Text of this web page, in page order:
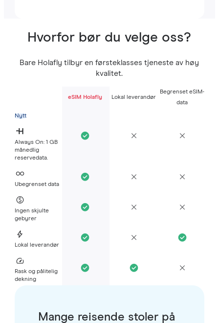
Hvorfor bør du velge oss?
Bare Holafly tilbyr en førsteklasses tjeneste av høy
kvalitet.
eSIM Holafly Lokal leverandør
Begrenset eSIM-
data
Nytt
Always On: 1 GB
månedlig
reservedata.
Ubegrenset data
Ingen skjulte
gebyrer
Lokal leverandør
Rask og pålitelig
dekning
Mange reisende stoler på